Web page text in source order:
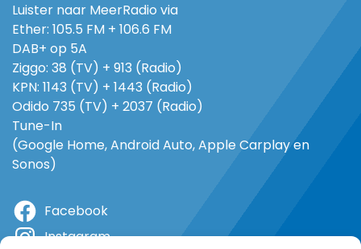
Luister naar MeerRadio via
Ether: 105.5 FM + 106.6 FM
DAB+ op 5A
Ziggo: 38 (TV) + 913 (Radio)
KPN: 1143 (TV) + 1443 (Radio)
Odido 735 (TV) + 2037 (Radio)
Tune-In
(Google Home, Android Auto, Apple Carplay en
Sonos)
Facebook
Instagram